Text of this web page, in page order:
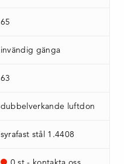
65
invändig gänga
63
dubbelverkande luftdon
syrafast stål 1.4408